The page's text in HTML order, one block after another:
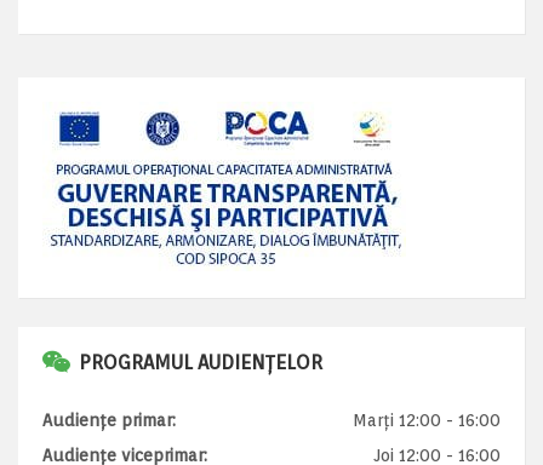
PROGRAMUL AUDIENȚELOR
Audiențe primar:
Marți 12:00 - 16:00
Audiențe viceprimar:
Joi 12:00 - 16:00